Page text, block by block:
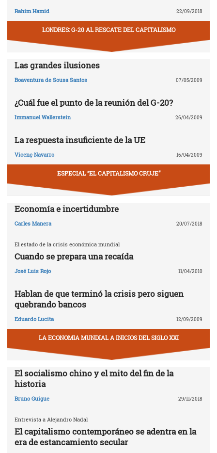
Rahim Hamid 22/09/2018
LONDRES: G-20 AL RESCATE DEL CAPITALISMO
Las grandes ilusiones
Boaventura de Sousa Santos 07/05/2009
¿Cuál fue el punto de la reunión del G-20?
Immanuel Wallerstein 26/04/2009
La respuesta insuficiente de la UE
Vicenç Navarro 16/04/2009
ESPECIAL “EL CAPITALISMO CRUJE”
Economía e incertidumbre
Carles Manera 20/07/2018
El estado de la crisis económica mundial
Cuando se prepara una recaída
José Luis Rojo 11/04/2010
Hablan de que terminó la crisis pero siguen
quebrando bancos
Eduardo Lucita 12/09/2009
LA ECONOMIA MUNDIAL A INICIOS DEL SIGLO XXI
El socialismo chino y el mito del fin de la
historia
Bruno Guigue 29/11/2018
Entrevista a Alejandro Nadal
El capitalismo contemporáneo se adentra en la
era de estancamiento secular